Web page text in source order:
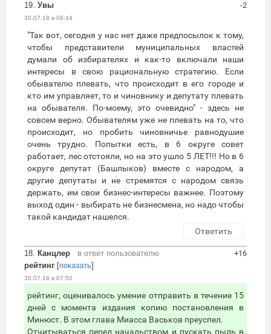
19. Увы
30.07.18 в 08:44
-2
"Так вот, сегодня у нас нет даже предпосылок к тому,
чтобы представители муниципальных властей
думали об избирателях и как-то включали наши
интересы в свою рациональную стратегию. Если
обывателю плевать, что происходит в его городе и
кто им управляет, то и чиновнику и депутату плевать
на обывателя. По-моему, это очевидно" - здесь не
совсем верно. Обывателям уже не плевать на то, что
происходит, но пробить чиновничье равнодушие
очень трудно. Попытки есть, в 6 округе совет
работает, лес отстояли, но на это ушло 5 ЛЕТ!!! Но в 6
округе депутат (Башлыков) вместе с народом, а
другие депутаты и не стремятся с народом связь
держать, им свои бизнес-интересы важнее. Поэтому
выход один - выбирать не бизнесмена, но надо чтобы
такой кандидат нашелся.
Ответить
18. Канцлер
в ответ пользователю
рейтинг [показать]
30.07.18 в 07:50
+16
рейтинг, оценивалось умение отправить в течение 15
дней с момента издания копию постановления в
Минюст. В этом глава Миасса Васьков преуспел.
Отчитываться перед начальством и пускать пыль в